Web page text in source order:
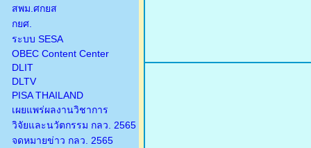
สพม.ศกยส
กยศ.
ระบบ SESA
OBEC Content Center
DLIT
DLTV
PISA THAILAND
เผยแพร่ผลงานวิชาการ
วิจัยและนวัตกรรม กลว. 2565
จดหมายข่าว กลว. 2565